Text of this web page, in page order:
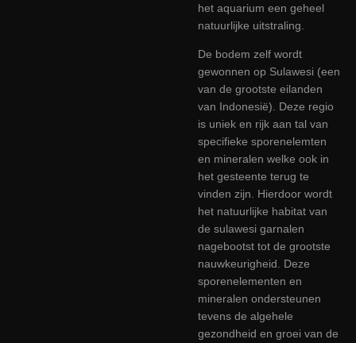
het aquarium een geheel
natuurlijke uitstraling.
De bodem zelf wordt
gewonnen op Sulawesi (een
van de grootste eilanden
van Indonesië). Deze regio
is uniek en rijk aan tal van
specifieke sporenelemten
en mineralen welke ook in
het gesteente terug te
vinden zijn. Hierdoor wordt
het natuurlijke habitat van
de sulawesi garnalen
nagebootst tot de grootste
nauwkeurigheid. Deze
sporenelementen en
mineralen ondersteunen
tevens de algehele
gezondheid en groei van de